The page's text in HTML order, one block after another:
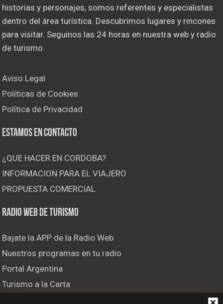
historias y personajes, somos referentes y especialistas
dentro del área turística. Descubrimos lugares y rincones
para visitar. Seguinos las 24 horas en nuestra web y radio
de turismo.
Aviso Legal
Políticas de Cookies
Política de Privacidad
Estamos en contacto
¿QUE HACER EN CORDOBA?
INFORMACION PARA EL VIAJERO
PROPUESTA COMERCIAL
Radio Web de Turismo
Bajate la APP de la Radio Web
Nuestros programas en tu radio
Portal Argentina
Turismo a la Carta